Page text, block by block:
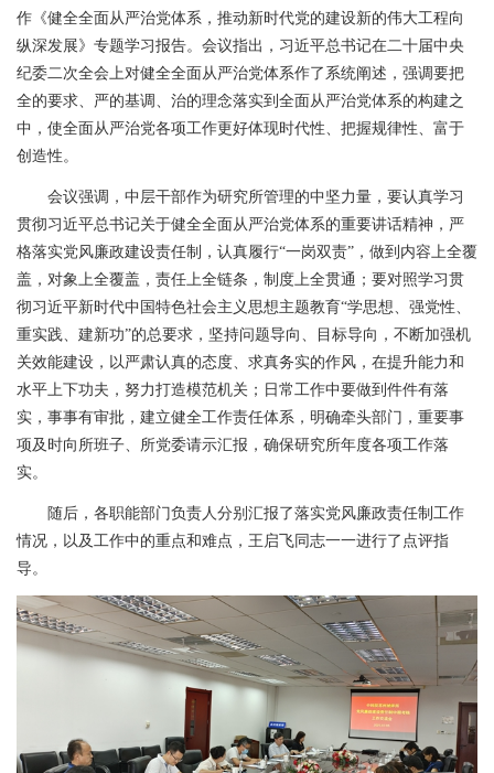
作《健全全面从严治党体系，推动新时代党的建设新的伟大工程向
纵深发展》专题学习报告。会议指出，习近平总书记在二十届中央
纪委二次全会上对健全全面从严治党体系作了系统阐述，强调要把
全的要求、严的基调、治的理念落实到全面从严治党体系的构建之
中，使全面从严治党各项工作更好体现时代性、把握规律性、富于
创造性。
会议强调，中层干部作为研究所管理的中坚力量，要认真学习
贯彻习近平总书记关于健全全面从严治党体系的重要讲话精神，严
格落实党风廉政建设责任制，认真履行“一岗双责”，做到内容上全覆
盖，对象上全覆盖，责任上全链条，制度上全贯通；要对照学习贯
彻习近平新时代中国特色社会主义思想主题教育“学思想、强党性、
重实践、建新功”的总要求，坚持问题导向、目标导向，不断加强机
关效能建设，以严肃认真的态度、求真务实的作风，在提升能力和
水平上下功夫，努力打造模范机关；日常工作中要做到件件有落
实，事事有审批，建立健全工作责任体系，明确牵头部门，重要事
项及时向所班子、所党委请示汇报，确保研究所年度各项工作落
实。
随后，各职能部门负责人分别汇报了落实党风廉政责任制工作
情况，以及工作中的重点和难点，王启飞同志一一进行了点评指
导。